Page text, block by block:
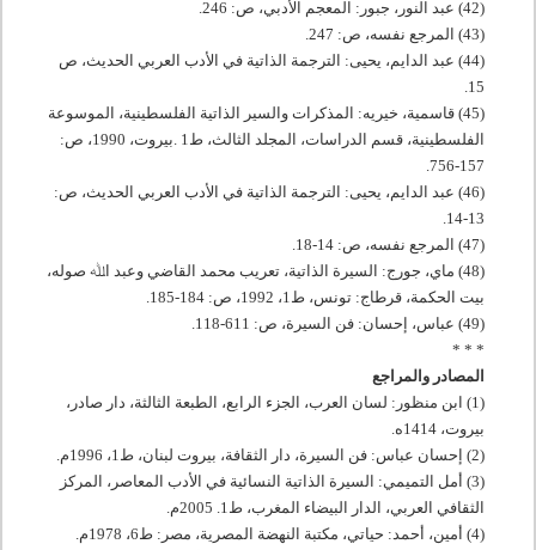
(42) عبد النور، جبور: المعجم الأدبي، ص:
246
.
(43) المرجع نفسه، ص:
247
.
(44) عبد الدايم، يحيى: الترجمة الذاتية في الأدب العربي الحديث، ص
15
.
(45) قاسمية، خيريه: المذكرات والسير الذاتية الفلسطينية، الموسوعة
الفلسطينية، قسم الدراسات، المجلد الثالث، ط1 .بيروت، 1990، ص:
157
-
756
.
(46) عبد الدايم، يحيى: الترجمة الذاتية في الأدب العربي الحديث، ص:
13
-
14
.
(47) المرجع نفسه، ص:
14
-
18
.
(48) ماي، جورج: السيرة الذاتية، تعريب محمد القاضي وعبد اﷲ صوله،
بيت الحكمة، قرطاج: تونس، ط1، 1992، ص:184
-
185
.
(49) عباس، إحسان: فن السيرة، ص:
611
-
118
.
* * *
المصادر والمراجع
(1) ابن منظور: لسان العرب، الجزء الرابع، الطبعة الثالثة، دار صادر،
بيروت،1414ه.
(2) إحسان عباس: فن السيرة، دار الثقافة، بيروت لبنان، ط
1، 1996م.
(3) أمل التميمي: السيرة الذاتية النسائية في الأدب المعاصر، المركز
الثقافي العربي، الدار البيضاء المغرب، ط1
.
2005م.
(4) أمين، أحمد: حياتي، مكتبة النهضة المصرية، مصر: ط
6، 1978م.